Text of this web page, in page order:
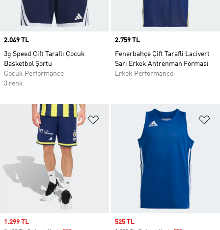
Price
2.049 TL
3g Speed Çift Taraflı Çocuk
Basketbol Şortu
Çocuk Performance
3 renk
Price
2.759 TL
Fenerbahçe Çift Tarafli Lacivert
Sari Erkek Antrenman Formasi
Erkek Performance
Favori Listesine Ekle
Sale price
1.299 TL Sale price
525 TL